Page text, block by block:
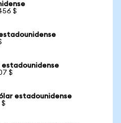
$
estadounidense
$
estadounidense
$